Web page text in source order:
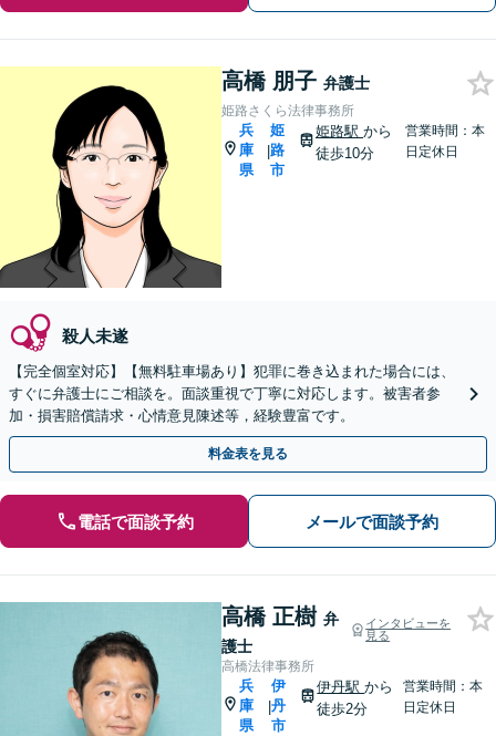
高橋 朋子 弁護士
姫路さくら法律事務所
兵
庫
県
|
姫
路
市
姫路駅 から
徒歩10分
営業時間：本
日定休日
殺人未遂
【完全個室対応】【無料駐車場あり】犯罪に巻き込まれた場合には、
すぐに弁護士にご相談を。面談重視で丁寧に対応します。被害者参
加・損害賠償請求・心情意見陳述等，経験豊富です。
料金表を見る
電話で面談予約 メールで面談予約
高橋 正樹 弁
護士
インタビューを
見る
高橋法律事務所
兵
庫
県
|
伊
丹
市
伊丹駅から
徒歩2分
営業時間：本
日定休日